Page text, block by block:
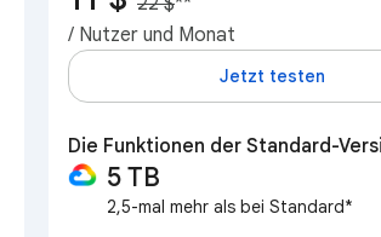
/ Nutzer und Monat
Jetzt testen
Die Funktionen der Standard-
5 TB
2,5-mal mehr als bei Standard*